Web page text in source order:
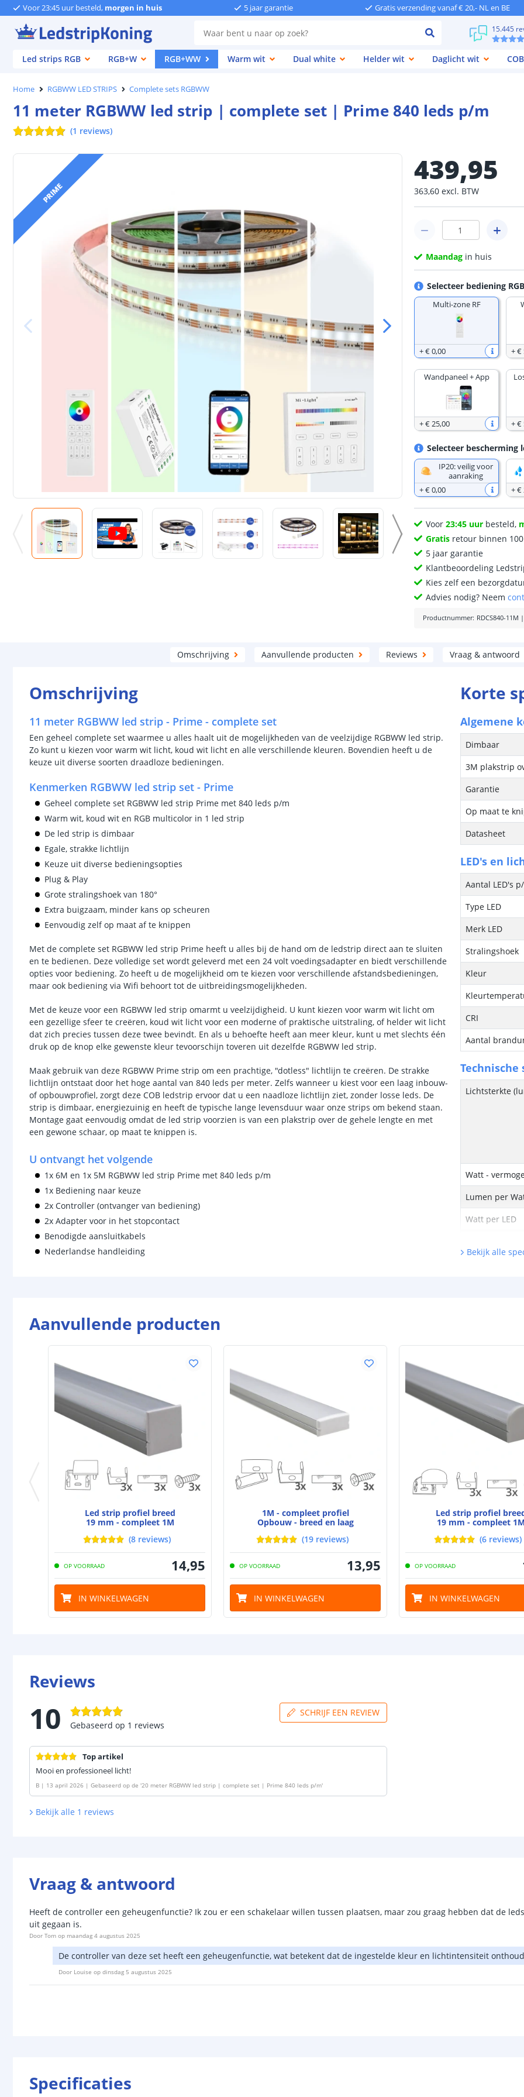
Voor 23:45 uur besteld, morgen in huis 5 jaar garantie Gratis verzending vanaf € 20,- NL en BE
15.445
Led strips RGB
RGB+W RGB+WW Warm wit Dual white Helder wit Daglicht wit COB
Home RGBWW LED STRIPS Complete sets RGBWW
11 meter RGBWW led strip | complete set | Prime 840 leds p/m
(1 reviews)
PRIME
439,95
363,60 excl. BTW
Maandag in huis
Selecteer bediening
Multi-zone RF
+€ 0,00 +€
Wandpaneel + App
+€ 25,00 +€
Selecteer bescherming
IP20: veilig voor
aanraking
+€ 0,00
+€
Voor23:45 uur besteld,
Gratis retour binnen
5 jaar garantie
Klantbeoordeling
Kies zelf een
Advies nodig? Neem
Productnummer: RDCS840-11M |
Omschrijving Aanvullende producten Reviews Vraag & antwoord
Omschrijving
11 meter RGBWW led strip - Prime - complete set
Een geheel complete set waarmee u alles haalt uit de mogelijkheden van de veelzijdige RGBWW led strip.
Zo kunt u kiezen voor warm wit licht, koud wit licht en alle verschillende kleuren. Bovendien heeft u de
keuze uit diverse soorten draadloze bedieningen.
Kenmerken RGBWW led strip set - Prime
Geheel complete set RGBWW led strip Prime met 840 leds p/m
Warm wit, koud wit en RGB multicolor in 1 led strip
De led strip is dimbaar
Egale, strakke lichtlijn
Keuze uit diverse bedieningsopties
Plug & Play
Grote stralingshoek van 180°
Extra buigzaam, minder kans op scheuren
Eenvoudig zelf op maat af te knippen
Met de complete set RGBWW led strip Prime heeft u alles bij de hand om de ledstrip direct aan te sluiten
en te bedienen. Deze volledige set wordt geleverd met een 24 volt voedingsadapter en biedt verschillende
opties voor bediening. Zo heeft u de mogelijkheid om te kiezen voor verschillende afstandsbedieningen,
maar ook bediening via Wifi behoort tot de uitbreidingsmogelijkheden.
Met de keuze voor een RGBWW led strip omarmt u veelzijdigheid. U kunt kiezen voor warm wit licht om
een gezellige sfeer te creëren, koud wit licht voor een moderne of praktische uitstraling, of helder wit licht
dat zich precies tussen deze twee bevindt. En als u behoefte heeft aan meer kleur, kunt u met slechts één
druk op de knop elke gewenste kleur tevoorschijn toveren uit dezelfde RGBWW led strip.
Maak gebruik van deze RGBWW Prime strip om een prachtige, "dotless" lichtlijn te creëren. De strakke
lichtlijn ontstaat door het hoge aantal van 840 leds per meter. Zelfs wanneer u kiest voor een laag inbouw-
of opbouwprofiel, zorgt deze COB ledstrip ervoor dat u een naadloze lichtlijn ziet, zonder losse leds. De
strip is dimbaar, energiezuinig en heeft de typische lange levensduur waar onze strips om bekend staan.
Montage gaat eenvoudig omdat de led strip voorzien is van een plakstrip over de gehele lengte en met
een gewone schaar, op maat te knippen is.
U ontvangt het volgende
1x 6M en 1x 5M RGBWW led strip Prime met 840 leds p/m
1x Bediening naar keuze
2x Controller (ontvanger van bediening)
2x Adapter voor in het stopcontact
Benodigde aansluitkabels
Nederlandse handleiding
Korte
Algemene
Dimbaar
3M plakstrip
Garantie
Op maat te
Datasheet
LED's en
Aantal LED's
Type LED
Merk LED
Stralingshoek
Kleur
CRI
Aantal
Technische
Lichtsterkte
Watt -
Lumen per
Watt per LED
Breedte led
Aansluiting
Aansluiting
Bekijk alle
Aanvullende producten
Led strip profiel breed
19 mm - compleet 1M
(8 reviews)
OP VOORRAAD 14,95
IN WINKELWAGEN
1M - compleet profiel
Opbouw - breed en laag
(19 reviews)
OP VOORRAAD 13,95
IN WINKELWAGEN
Led strip profiel
19 mm - compleet 1M
(6 reviews)
OP VOORRAAD
IN WINKELWAGEN
Reviews
10 Gebaseerd op 1 reviews
SCHRIJF EEN REVIEW
Top artikel
Mooi en professioneel licht!
B | 13 april 2026 | Gebaseerd op de '20 meter RGBWW led strip | complete set | Prime 840 leds p/m'
Bekijk alle 1 reviews
Vraag & antwoord
Heeft de controller een geheugenfunctie? Ik zou er een schakelaar willen tussen plaatsen, maar zou graag hebben dat de
uit gegaan is.
Door Tom op maandag 4 augustus 2025
De controller van deze set heeft een geheugenfunctie, wat betekent dat de ingestelde kleur en lichtintensiteit
Door Louise op dinsdag 5 augustus 2025
Specificaties